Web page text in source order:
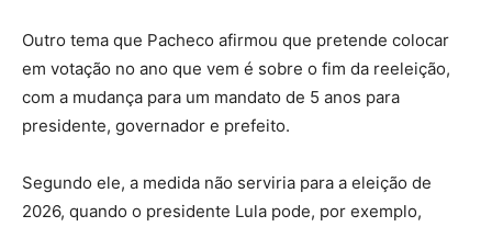
Outro tema que Pacheco afirmou que pretende colocar
em votação no ano que vem é sobre o fim da reeleição,
com a mudança para um mandato de 5 anos para
presidente, governador e prefeito.
Segundo ele, a medida não serviria para a eleição de
2026, quando o presidente Lula pode, por exemplo,